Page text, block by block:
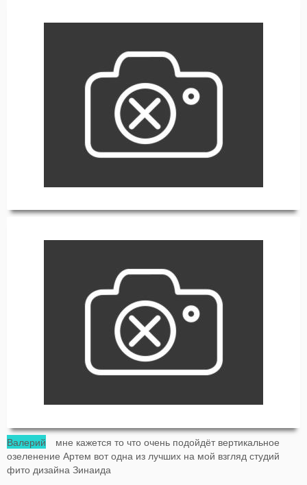
Валерий мне кажется то что очень подойдёт вертикальное
озеленение Артем вот одна из лучших на мой взгляд студий
фито дизайна Зинаида